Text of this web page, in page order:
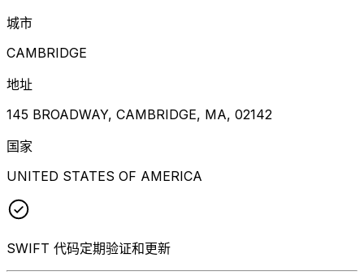
城市
CAMBRIDGE
地址
145 BROADWAY, CAMBRIDGE, MA, 02142
国家
UNITED STATES OF AMERICA
SWIFT 代码定期验证和更新